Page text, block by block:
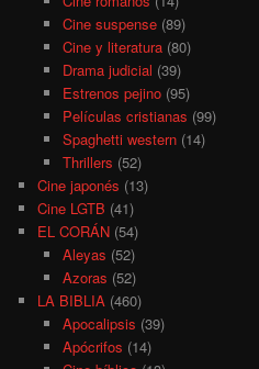
Cine suspense(89)
Cine y literatura(80)
Drama judicial (39)
Estrenos pejino(95)
Películas cristianas (99)
Spaghetti western(14)
Thrillers (52)
Cine japonés (13)
Cine LGTB (41)
EL CORÁN (54)
Aleyas (52)
Azoras (52)
LA BIBLIA (460)
Apocalipsis (39)
Apócrifos (14)